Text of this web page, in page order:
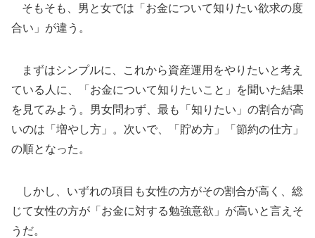
そもそも、男と女では「お金について知りたい欲求の度
合い」が違う。
まずはシンプルに、これから資産運用をやりたいと考え
ている人に、「お金について知りたいこと」を聞いた結果
を見てみよう。男女問わず、最も「知りたい」の割合が高
いのは「増やし方」。次いで、「貯め方」「節約の仕方」
の順となった。
しかし、いずれの項目も女性の方がその割合が高く、総
じて女性の方が「お金に対する勉強意欲」が高いと言えそ
うだ。